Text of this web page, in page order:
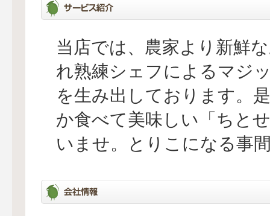
当店では、農家より新鮮
れ熟練シェフによるマジ
を生み出しております。
か食べて美味しい「ちと
いませ。とりこになる事